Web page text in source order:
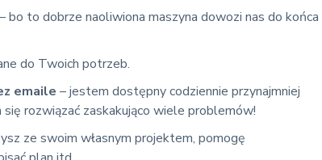
bo to dobrze naoliwiona maszyna dowozi nas do końca
do Twoich potrzeb.
emaile – jestem dostępny codziennie przynajmniej
rozwiązać zaskakująco wiele problemów!
ze swoim własnym projektem, pomogę